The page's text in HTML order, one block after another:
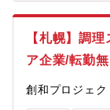
【札幌】調
ア企業/転勤無
創和プロジェク